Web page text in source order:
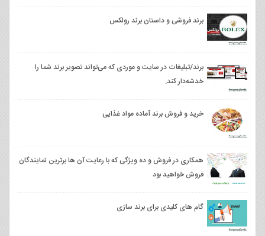
برند فروشی و داستان برند رولکس
برند/تبلیغات در سایت و موردی که می‌تواند تصویر برند شما را
خدشه‌دار کند.
خرید و فروش برند آماده مواد غذایی
همکاری در فروش و ده ویژگی که با رعایت آن ها برترین نمایندگان
فروش خواهید بود
گام های کلیدی برای برند سازی